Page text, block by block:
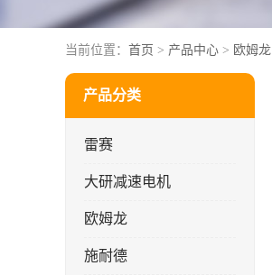
当前位置： 首页 > 产品中心 > 欧姆龙
产品分类
雷赛
大研减速电机
欧姆龙
施耐德